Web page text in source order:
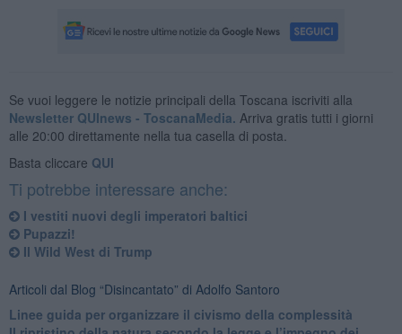
Se vuoi leggere le notizie principali della Toscana iscriviti alla
Newsletter QUInews - ToscanaMedia. Arriva gratis tutti i giorni
alle 20:00 direttamente nella tua casella di posta.
Basta cliccare QUI
Ti potrebbe interessare anche:
​I vestiti nuovi degli imperatori baltici
​Pupazzi!
​Il Wild West di Trump
Articoli dal Blog “Disincantato” di Adolfo Santoro
​Linee guida per organizzare il civismo della complessità